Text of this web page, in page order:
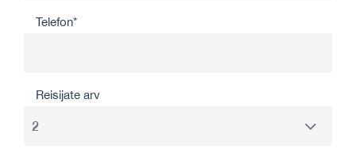
Telefon*
Reisijate arv